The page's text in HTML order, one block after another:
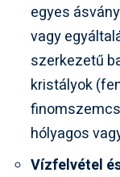
egyes
vagy
szerkezetű
kristályok
hólyagos
Vízfelvétel